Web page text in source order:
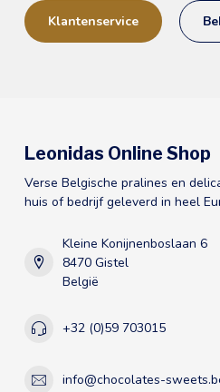
Klantenservice
Leonidas Online Shop
Verse Belgische pralines en
huis of bedrijf geleverd in heel
Kleine Konijnenboslaan 6
8470 Gistel
België
+32 (0)59 703015
info@chocolates-